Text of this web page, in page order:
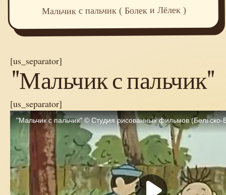
Мальчик с пальчик ( Болек и Лёлек )
[us_separator]
"Мальчик с пальчик"
[us_separator]